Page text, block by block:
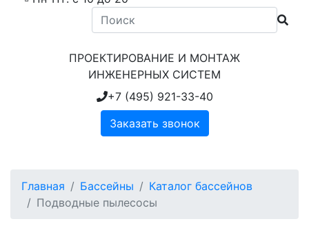
ПРОЕКТИРОВАНИЕ И МОНТАЖ
ИНЖЕНЕРНЫХ СИСТЕМ
+7 (495) 921-33-40
Заказать звонок
Главная Бассейны
Каталог бассейнов
Подводные пылесосы